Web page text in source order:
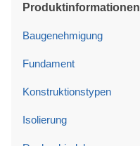
Produktinformationen
Baugenehmigung
Fundament
Konstruktionstypen
Isolierung